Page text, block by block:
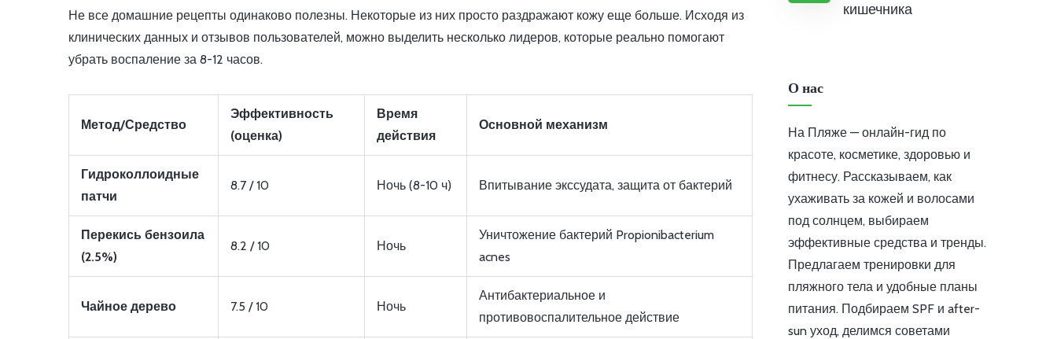
Не все домашние рецепты одинаково полезны. Некоторые из них просто раздражают кожу еще больше. Исходя из
клинических данных и отзывов пользователей, можно выделить несколько лидеров, которые реально помогают
убрать воспаление за 8-12 часов.
Метод/Средство
Эффективность
(оценка)
Время
действия
Основной механизм
Гидроколлоидные
патчи
8.7 / 10 Ночь (8-10 ч) Впитывание экссудата, защита от бактерий
Перекись бензоила
(2.5%)
8.2 / 10 Ночь
Уничтожение бактерий Propionibacterium
acnes
Чайное дерево 7.5 / 10 Ночь
Антибактериальное и
противовоспалительное действие
кишечника
О нас
На Пляже — онлайн-гид по
красоте, косметике, здоровью и
фитнесу. Рассказываем, как
ухаживать за кожей и волосами
под солнцем, выбираем
эффективные средства и тренды.
Предлагаем тренировки для
пляжного тела и удобные планы
питания. Подбираем SPF и after-
sun уход, делимся советами